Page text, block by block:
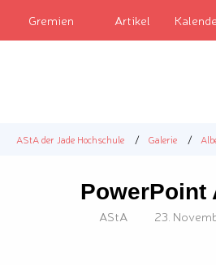
Gremien Artikel
AStA der Jade Hochschule Galerie
PowerPoint
AStA 23.